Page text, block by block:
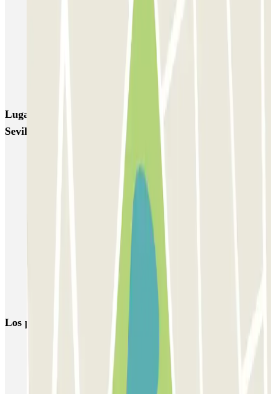
Parking Vuela Aeropuerto Sevilla - P&R
Parking Pista Aeropuerto Sevilla - Valet
SABA Estación Sevilla - Santa Justa (P1 / P3)
Lugares y eventos interesantes cerca de Larga Estancia
Sevilla-Aeropuerto AENA P2
Parking aeropuerto Sevilla low cost | Reserva al mejor precio
Parkings en Avenida Kansas City en Sevilla
Parkings en el Barrio de Nervión en Sevilla
Parking Santa Justa Sevilla | Estación con 32 Parkings en
Reservas de parking en el Estadio Ramón Sánchez Pizjuán
Parkings en El Hospital Universitario Virgen Macarena
Los parkings más reservados
Parking en Barcelona
Parking en Aeropuerto Barcelona